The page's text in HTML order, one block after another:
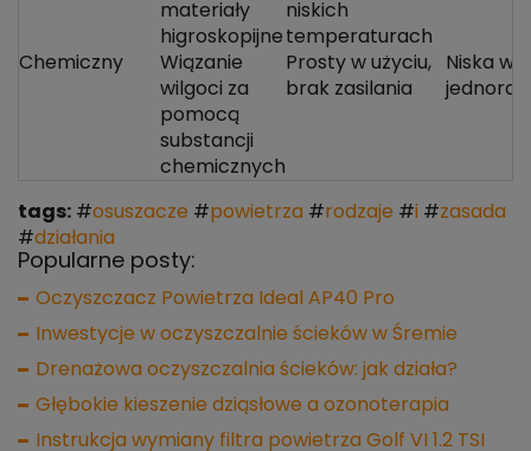
materiały
higroskopijne
niskich
temperaturach
Chemiczny
Wiązanie
wilgoci za
pomocą
substancji
chemicznych
Prosty w użyciu,
brak zasilania
Niska
tags: #osuszacze #powietrza #rodzaje #i #zasada
#działania
Popularne posty:
Oczyszczacz Powietrza Ideal AP40 Pro
Inwestycje w oczyszczalnie ścieków w Śremie
Drenażowa oczyszczalnia ścieków: jak działa?
Głębokie kieszenie dziąsłowe a ozonoterapia
Instrukcja wymiany filtra powietrza Golf VI 1.2 TSI